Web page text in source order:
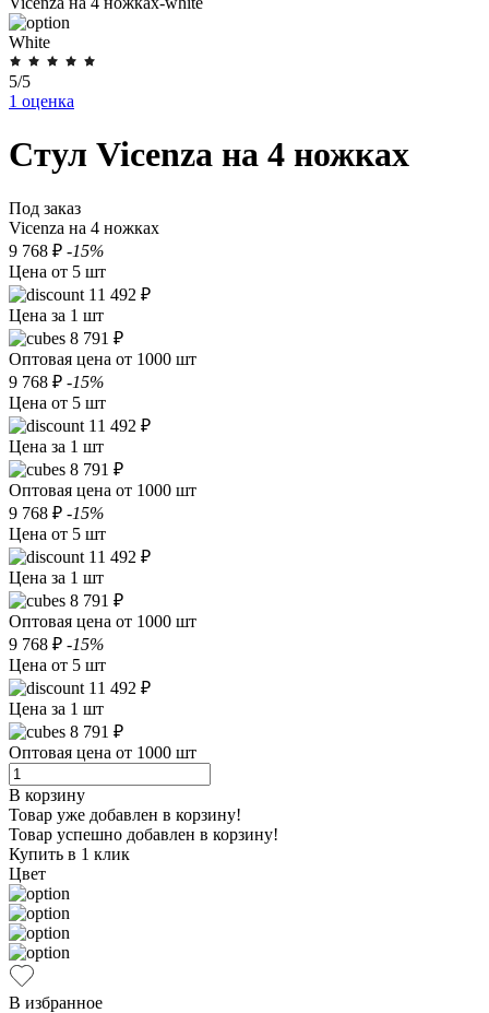
White
5/5
1 оценка
Стул Vicenza на 4 ножках
Под заказ
Vicenza на 4 ножках
9 768 ₽ -15%
Цена от 5 шт
11 492 ₽
Цена за 1 шт
8 791 ₽
Оптовая цена от 1000 шт
9 768 ₽ -15%
Цена от 5 шт
11 492 ₽
Цена за 1 шт
8 791 ₽
Оптовая цена от 1000 шт
9 768 ₽ -15%
Цена от 5 шт
11 492 ₽
Цена за 1 шт
8 791 ₽
Оптовая цена от 1000 шт
9 768 ₽ -15%
Цена от 5 шт
11 492 ₽
Цена за 1 шт
8 791 ₽
Оптовая цена от 1000 шт
В корзину
Товар уже добавлен в корзину!
Товар успешно добавлен в корзину!
Купить в 1 клик
Цвет
В избранное